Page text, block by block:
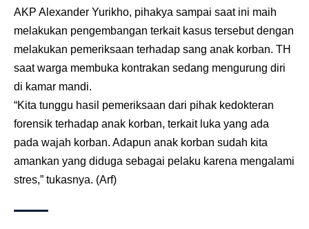
AKP Alexander Yurikho, pihakya sampai saat ini maih
melakukan pengembangan terkait kasus tersebut dengan
melakukan pemeriksaan terhadap sang anak korban. TH
saat warga membuka kontrakan sedang mengurung diri
di kamar mandi.
“Kita tunggu hasil pemeriksaan dari pihak kedokteran
forensik terhadap anak korban, terkait luka yang ada
pada wajah korban. Adapun anak korban sudah kita
amankan yang diduga sebagai pelaku karena mengalami
stres,” tukasnya. (Arf)